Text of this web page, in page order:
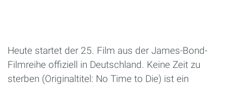
Heute startet der 25. Film aus der James-Bond-
Filmreihe offiziell in Deutschland. Keine Zeit zu
sterben (Originaltitel: No Time to Die) ist ein